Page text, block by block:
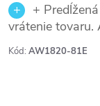
+
vrátenie tovaru.
Kód: AW1820-81E